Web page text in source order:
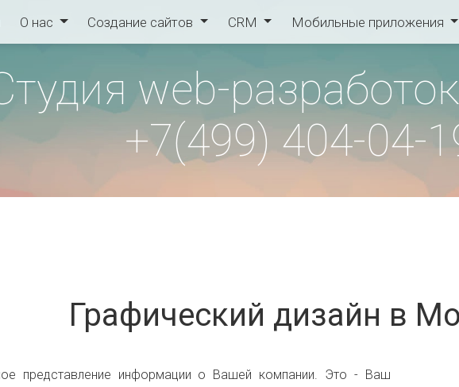
О нас Создание сайтов CRM Мобильные приложения
web-
+7(499) 404-04-
Графический дизайн в
представление информации о Вашей компании. Это - Ваш